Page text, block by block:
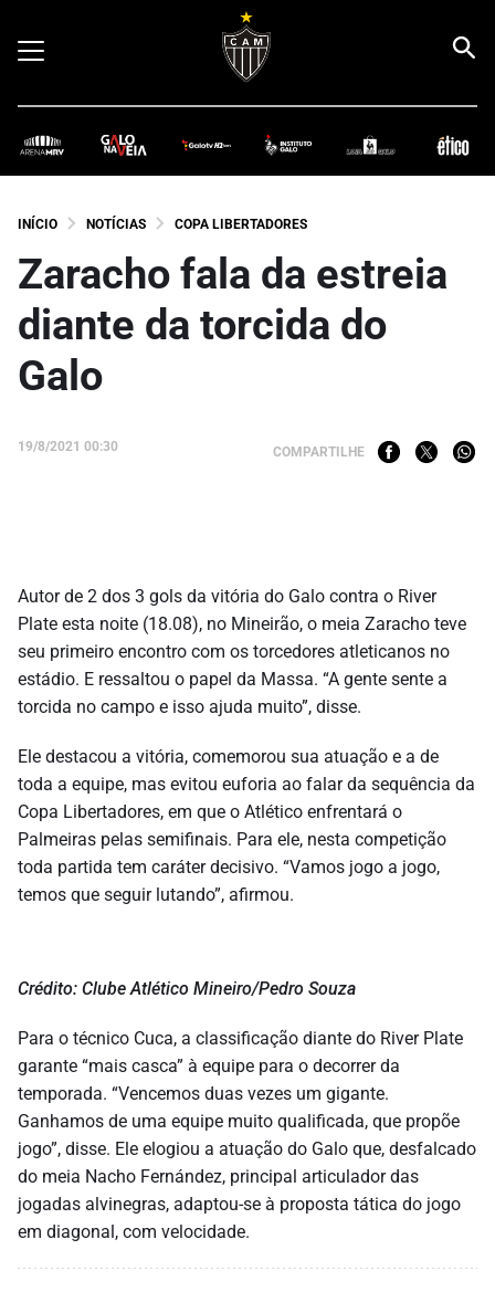
INÍCIO NOTÍCIAS COPA LIBERTADORES
Zaracho fala da estreia
diante da torcida do
Galo
19/8/2021 00:30 COMPARTILHE
Autor de 2 dos 3 gols da vitória do Galo contra o River
Plate esta noite (18.08), no Mineirão, o meia Zaracho teve
seu primeiro encontro com os torcedores atleticanos no
estádio. E ressaltou o papel da Massa. “A gente sente a
torcida no campo e isso ajuda muito”, disse.
Ele destacou a vitória, comemorou sua atuação e a de
toda a equipe, mas evitou euforia ao falar da sequência da
Copa Libertadores, em que o Atlético enfrentará o
Palmeiras pelas semifinais. Para ele, nesta competição
toda partida tem caráter decisivo. “Vamos jogo a jogo,
temos que seguir lutando”, afirmou.
Crédito: Clube Atlético Mineiro/Pedro Souza
Para o técnico Cuca, a classificação diante do River Plate
garante “mais casca” à equipe para o decorrer da
temporada. “Vencemos duas vezes um gigante.
Ganhamos de uma equipe muito qualificada, que propõe
jogo”, disse. Ele elogiou a atuação do Galo que, desfalcado
do meia Nacho Fernández, principal articulador das
jogadas alvinegras, adaptou-se à proposta tática do jogo
em diagonal, com velocidade.